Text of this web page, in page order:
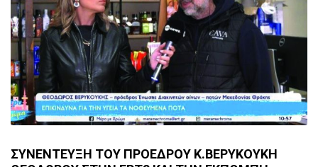
ΣΥΝΕΝΤΕΥΞΗ ΤΟΥ ΠΡΟΕΔΡΟΥ Κ.ΒΕΡΥΚΟΥΚΗ